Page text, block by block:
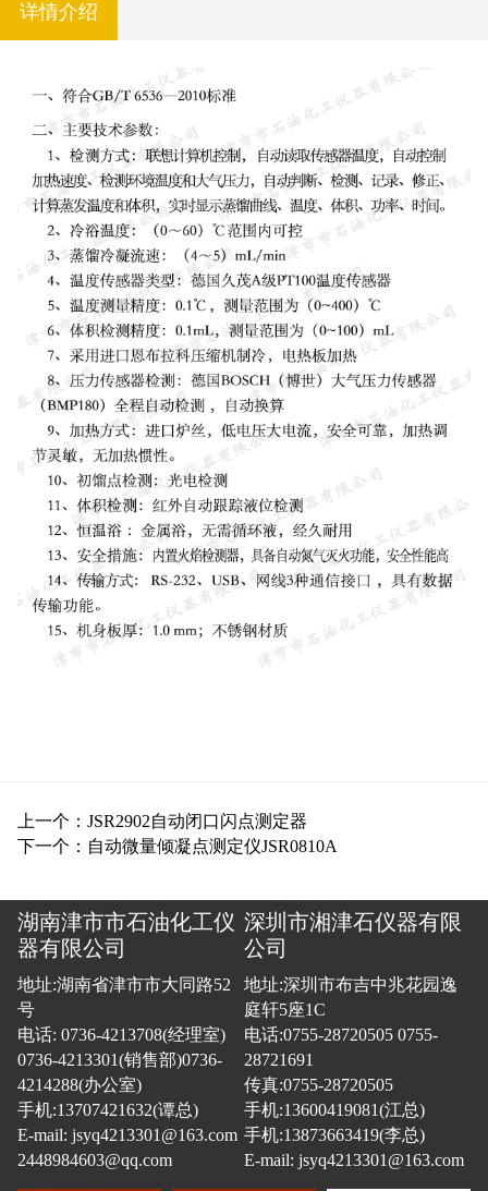
详情介绍
上一个：JSR2902自动闭口闪点测定器
下一个：自动微量倾凝点测定仪JSR0810A
湖南津市市石油化工仪
器有限公司
地址:湖南省津市市大同路52
号
电话: 0736-4213708(经理室)
0736-4213301(销售部)0736-
4214288(办公室)
手机:13707421632(谭总)
E-mail: jsyq4213301@163.com
2448984603@qq.com
深圳市湘津石仪器有限
公司
地址:深圳市布吉中兆花园逸
庭轩5座1C
电话:0755-28720505 0755-
28721691
传真:0755-28720505
手机:13600419081(江总)
手机:13873663419(李总)
E-mail: jsyq4213301@163.com